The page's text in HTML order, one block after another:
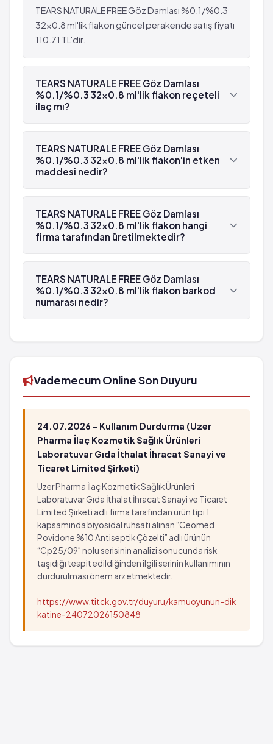
TEARS NATURALE FREE Göz Damlası %0.1/%0.3
32x0.8 ml'lik flakon güncel perakende satış fiyatı
110.71 TL'dir.
TEARS NATURALE FREE Göz Damlası
%0.1/%0.3 32x0.8 ml'lik flakon reçeteli
ilaç mı?
Evet, TEARS NATURALE FREE Göz Damlası
%0.1/%0.3 32x0.8 ml'lik flakon beyaz reçetelidir.
TEARS NATURALE FREE Göz Damlası
%0.1/%0.3 32x0.8 ml'lik flakon'in etken
maddesi nedir?
TEARS NATURALE FREE Göz Damlası %0.1/%0.3
32x0.8 ml'lik flakon'in etken maddesi
Hipromelloz 'dür.
TEARS NATURALE FREE Göz Damlası
%0.1/%0.3 32x0.8 ml'lik flakon hangi
firma tarafından üretilmektedir?
TEARS NATURALE FREE Göz Damlası %0.1/%0.3
32x0.8 ml'lik flakon , Alcon tarafından
üretilmektedir.
TEARS NATURALE FREE Göz Damlası
%0.1/%0.3 32x0.8 ml'lik flakon barkod
numarası nedir?
32x0.8 ml'lik flakon'in barkod numarası
Vademecum Online Son Duyuru
24.07.2026 - Kullanım Durdurma (Uzer
Pharma İlaç Kozmetik Sağlık Ürünleri
Laboratuvar Gıda İthalat İhracat Sanayi ve
Ticaret Limited Şirketi)
Uzer Pharma İlaç Kozmetik Sağlık Ürünleri
Laboratuvar Gıda İthalat İhracat Sanayi ve Ticaret
Limited Şirketi adlı firma tarafından ürün tipi 1
kapsamında biyosidal ruhsatı alınan “Ceomed
Povidone %10 Antiseptik Çözelti” adlı ürünün
“Cp25/09” nolu serisinin analizi sonucunda risk
taşıdığı tespit edildiğinden ilgili serinin kullanımının
durdurulması önem arz etmektedir.
https://www.titck.gov.tr/duyuru/kamuoyunun-dik
katine-24072026150848